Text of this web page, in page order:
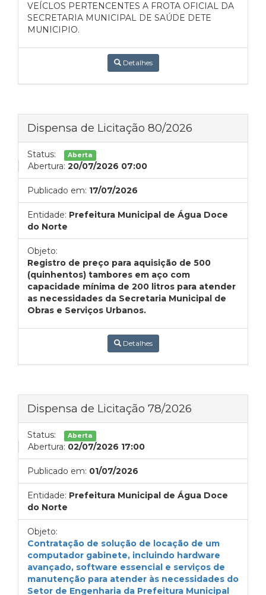
VEÍCLOS PERTENCENTES A FROTA OFICIAL DA
SECRETARIA MUNICIPAL DE SAÚDE DETE
MUNICIPIO.
Detalhes
Dispensa de Licitação 80/2026
Status: Aberta
Abertura: 20/07/2026 07:00
Publicado em: 17/07/2026
Entidade: Prefeitura Municipal de Água Doce
do Norte
Objeto:
Registro de preço para aquisição de 500
(quinhentos) tambores em aço com
capacidade mínima de 200 litros para atender
as necessidades da Secretaria Municipal de
Obras e Serviços Urbanos.
Detalhes
Dispensa de Licitação 78/2026
Status: Aberta
Abertura: 02/07/2026 17:00
Publicado em: 01/07/2026
Entidade: Prefeitura Municipal de Água Doce
do Norte
Objeto:
Contratação de solução de locação de um
computador gabinete, incluindo hardware
avançado, software essencial e serviços de
manutenção para atender às necessidades do
Setor de Engenharia da Prefeitura Municipal